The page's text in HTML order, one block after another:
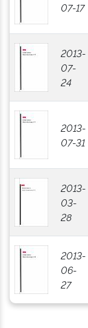
07-17
2013-
07-
24
2013-
07-31
2013-
03-
28
2013-
06-
27